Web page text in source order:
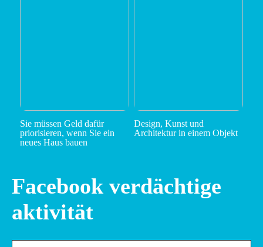
Sie müssen Geld dafür
priorisieren, wenn Sie ein
neues Haus bauen
Design, Kunst und
Architektur in einem Objekt
Facebook verdächtige
aktivität